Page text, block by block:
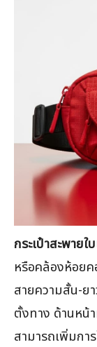
กระเป๋าสะพายใ
หรือคล้องห้อย
สายความสั้น-ยา
ตั้งทาง ด้านหน้
สามารถเพิ่มกา